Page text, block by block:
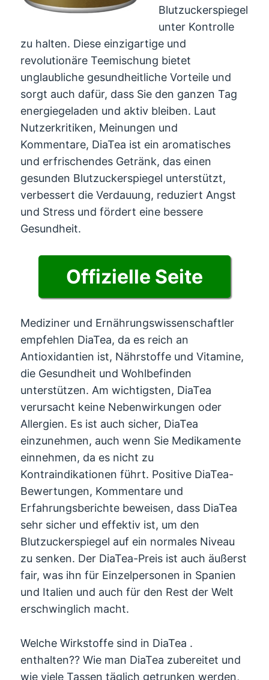
Blutzuckerspiegel
unter Kontrolle
zu halten. Diese einzigartige und
revolutionäre Teemischung bietet
unglaubliche gesundheitliche Vorteile und
sorgt auch dafür, dass Sie den ganzen Tag
energiegeladen und aktiv bleiben. Laut
Nutzerkritiken, Meinungen und
Kommentare, DiaTea ist ein aromatisches
und erfrischendes Getränk, das einen
gesunden Blutzuckerspiegel unterstützt,
verbessert die Verdauung, reduziert Angst
und Stress und fördert eine bessere
Gesundheit.
Offizielle Seite
Mediziner und Ernährungswissenschaftler
empfehlen DiaTea, da es reich an
Antioxidantien ist, Nährstoffe und Vitamine,
die Gesundheit und Wohlbefinden
unterstützen. Am wichtigsten, DiaTea
verursacht keine Nebenwirkungen oder
Allergien. Es ist auch sicher, DiaTea
einzunehmen, auch wenn Sie Medikamente
einnehmen, da es nicht zu
Kontraindikationen führt. Positive DiaTea-
Bewertungen, Kommentare und
Erfahrungsberichte beweisen, dass DiaTea
sehr sicher und effektiv ist, um den
Blutzuckerspiegel auf ein normales Niveau
zu senken. Der DiaTea-Preis ist auch äußerst
fair, was ihn für Einzelpersonen in Spanien
und Italien und auch für den Rest der Welt
erschwinglich macht.
Welche Wirkstoffe sind in DiaTea .
enthalten?? Wie man DiaTea zubereitet und
wie viele Tassen täglich getrunken werden,